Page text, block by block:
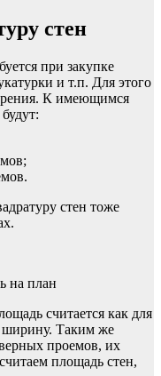
стен
при закупке
и т.п. Для этого
К имеющимся
стен тоже
на план
считается как для
ширину. Таким же
проемов, их
площадь стен,